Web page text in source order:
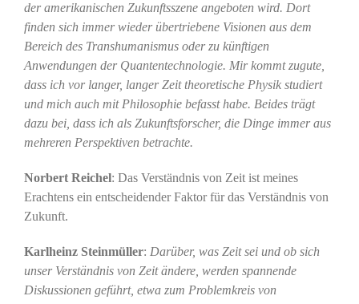
der amerikanischen Zukunftsszene angeboten wird. Dort
finden sich immer wieder übertriebene Visionen aus dem
Bereich des Transhumanismus oder zu künftigen
Anwendungen der Quantentechnologie. Mir kommt zugute,
dass ich vor langer, langer Zeit theoretische Physik studiert
und mich auch mit Philosophie befasst habe. Beides trägt
dazu bei, dass ich als Zukunftsforscher, die Dinge immer aus
mehreren Perspektiven betrachte.
Norbert Reichel: Das Verständnis von Zeit ist meines
Erachtens ein entscheidender Faktor für das Verständnis von
Zukunft.
Karlheinz Steinmüller: Darüber, was Zeit sei und ob sich
unser Verständnis von Zeit ändere, werden spannende
Diskussionen geführt, etwa zum Problemkreis von